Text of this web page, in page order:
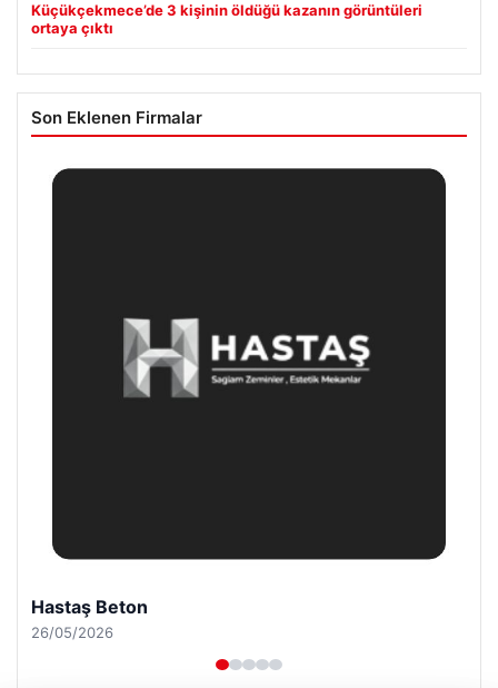
Küçükçekmece’de 3 kişinin öldüğü kazanın görüntüleri
ortaya çıktı
Son Eklenen Firmalar
Prenses Night Club
29/04/2026